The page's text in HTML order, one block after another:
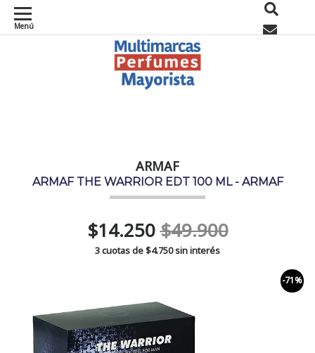
Menú
ARMAF
ARMAF THE WARRIOR EDT 100 ML - ARMAF
$14.250$49.900
3 cuotas de$4.750sin interés
-71%